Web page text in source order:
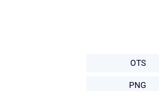
OTS
PNG